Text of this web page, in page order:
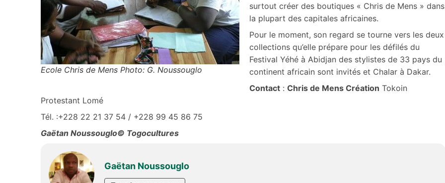
Ecole Chris de Mens Photo: G. Noussouglo
surtout créer des boutiques « Chris de Mens » dans
la plupart des capitales africaines.
Pour le moment, son regard se tourne vers les deux
collections qu’elle prépare pour les défilés du
Festival Yéhé à Abidjan des stylistes de 33 pays du
continent africain sont invités et Chalar à Dakar.
Contact : Chris de Mens Création Tokoin
Protestant Lomé
Tél. :+228 22 21 37 54 / +228 99 45 86 75
Gaëtan Noussouglo© Togocultures
Gaëtan Noussouglo